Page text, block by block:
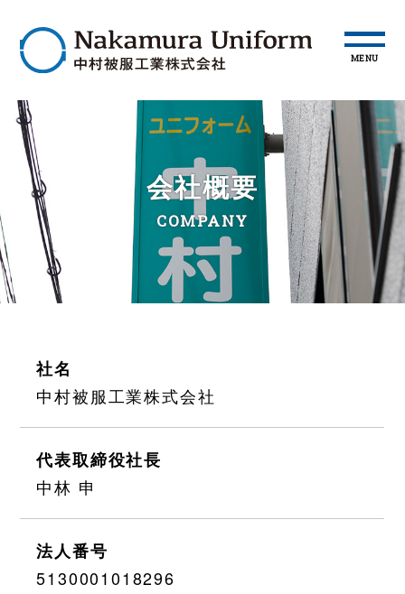
MENU
会社概要
COMPANY
社名
中村被服工業株式会社
代表取締役社長
中林 申
法人番号
5130001018296